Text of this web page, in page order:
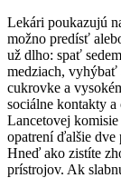
Lekári poukazujú
možno predísť
už dlho: spať
medziach, vyhýbať
cukrovke a
sociálne kontakty
Lancetovej
opatrení ďalšie dve
Hneď ako zistíte
prístrojov. Ak